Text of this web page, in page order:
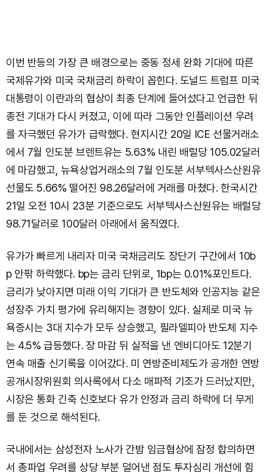
이번 반등의 가장 큰 배경으로는 중동 정세 완화 기대에 따른
국제유가와 미국 국채금리 하락이 꼽힌다. 도널드 트럼프 미국
대통령이 이란과의 협상이 최종 단계에 들어섰다고 언급한 뒤
종전 기대가 다시 커졌고, 이에 따라 그동안 인플레이션 우려
를 자극했던 유가가 급락했다. 현지시간 20일 ICE 선물거래소
에서 7월 인도분 브렌트유는 5.63% 내린 배럴당 105.02달러
에 마감했고, 뉴욕상업거래소의 7월 인도분 서부텍사스산원유
선물도 5.66% 떨어진 98.26달러에 거래를 마쳤다. 한국시간
21일 오전 10시 23분 기준으로도 서부텍사스산원유는 배럴당
98.71달러로 100달러 아래에서 움직였다.
유가가 빠르게 내리자 미국 국채금리도 장단기 구간에서 10b
p 안팎 하락했다. bp는 금리 단위로, 1bp는 0.01%포인트다.
금리가 낮아지면 미래 이익 기대가 큰 반도체와 인공지능 같은
성장주 가치 평가에 유리해지는 경향이 있다. 실제로 미국 뉴
욕증시는 3대 지수가 모두 상승했고, 필라델피아 반도체 지수
는 4.5% 급등했다. 장 마감 뒤 실적을 낸 엔비디아도 12분기
연속 매출 신기록을 이어갔다. 미 연방준비제도가 공개한 연방
공개시장위원회 의사록에서 다소 매파적 기조가 드러났지만,
시장은 통화 긴축 신호보다 유가 안정과 금리 하락에 더 무게
를 둔 것으로 해석된다.
국내에서는 삼성전자 노사가 간밤 임금협상에 잠정 합의하면
서 총파업 우려를 상당 부분 덜어낸 점도 투자심리 개선에 힘